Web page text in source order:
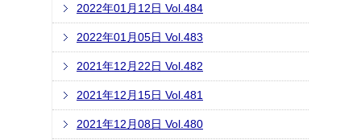
2022年01月12日 Vol.484
2022年01月05日 Vol.483
2021年12月22日 Vol.482
2021年12月15日 Vol.481
2021年12月08日 Vol.480